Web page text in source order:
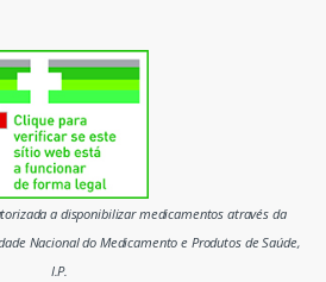
a disponibilizar medicamentos através da
Nacional do Medicamento e Produtos de Saúde,
I.P.